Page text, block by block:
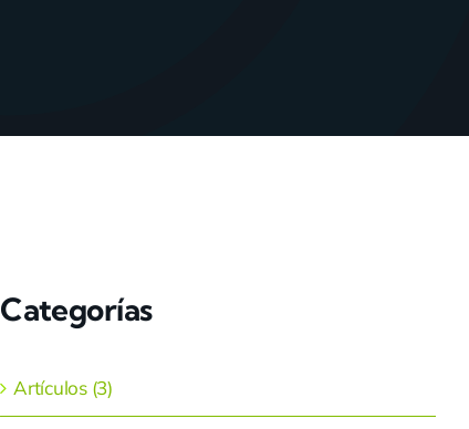
Categorías
Artículos (3)